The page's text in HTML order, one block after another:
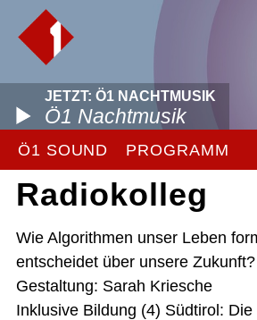
JETZT: Ö1 NACHTMUSIK
Ö1 Nachtmusik
Ö1 SOUND PROGRAMM
Radiokolleg
Wie Algorithmen unser Leben
entscheidet über unsere Zukunft?
Gestaltung: Sarah Kriesche
Inklusive Bildung (4) Südtirol: